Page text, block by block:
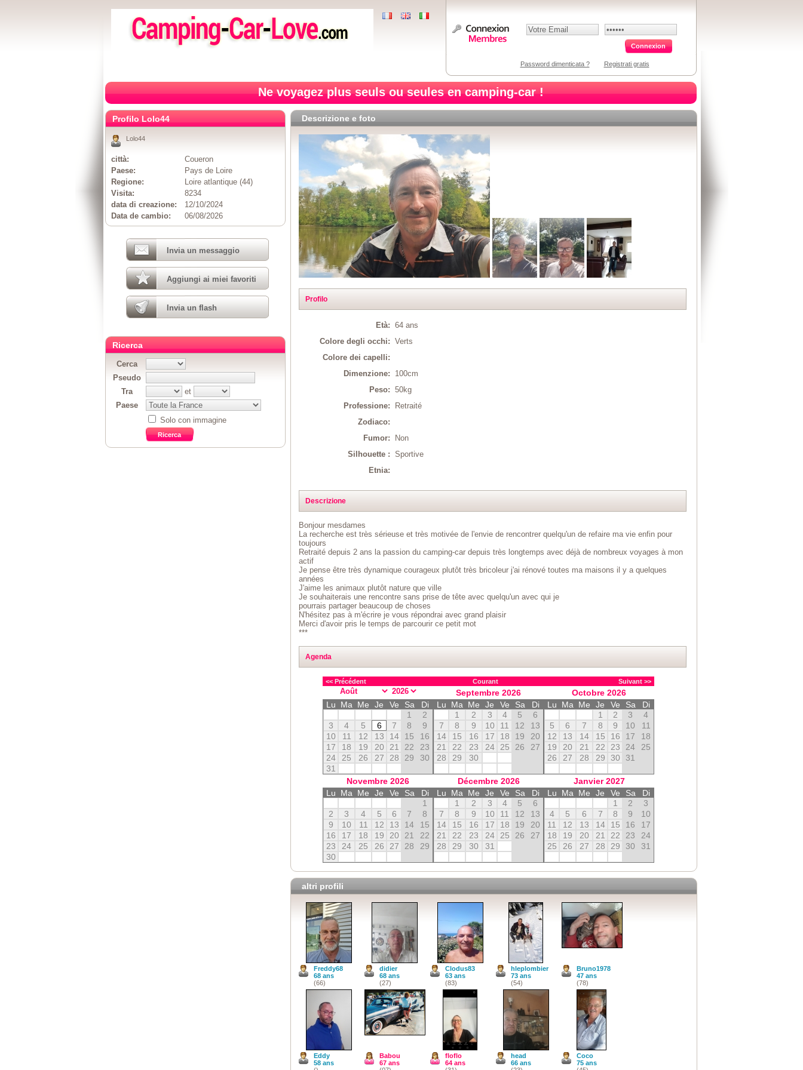
Password dimenticata ? Registrati gratis
Ne voyagez plus seuls ou seules en camping-car !
Descrizione e foto
Profilo
Età:
64 ans
Colore degli occhi:
Verts
Colore dei capelli:
Dimenzione:
100cm
Peso:
50kg
Professione:
Retraité
Zodiaco:
Fumor:
Non
Silhouette :
Sportive
Etnia:
Descrizione
Bonjour mesdames
La recherche est très sérieuse et très motivée de l'envie de rencontrer quelqu'un de refaire ma vie enfin pour
toujours
Retraité depuis 2 ans la passion du camping-car depuis très longtemps avec déjà de nombreux voyages à mon
actif
Je pense être très dynamique courageux plutôt très bricoleur j'ai rénové toutes ma maisons il y a quelques
années
J'aime les animaux plutôt nature que ville
Je souhaiterais une rencontre sans prise de tête avec quelqu'un avec qui je
pourrais partager beaucoup de choses
N'hésitez pas à m'écrire je vous répondrai avec grand plaisir
Merci d'avoir pris le temps de parcourir ce petit mot
***
Agenda
<< Précédent Courant Suivant >>
Lu Ma Me Je Ve Sa
Di
1
2
3
4 5 6 7 8
9
10
11 12 13 14 15
16
17
18 19 20 21 22
23
24
25 26 27 28 29
30
31
Septembre 2026
Lu
Ma Me Je Ve Sa
Di
1
2 3 4 5
6
7
8 9 10 11 12
13
14
15 16 17 18 19
20
21
22 23 24 25 26
27
28
29 30
Octobre 2026
Lu
Ma Me Je Ve Sa
Di
1
2 3
4
5
6 7 8 9 10
11
12
13 14 15 16 17
18
19
20 21 22 23 24
25
26
27 28 29 30 31
Novembre 2026
Lu
Ma Me Je Ve Sa
Di
1
2
3 4 5 6 7
8
9
10 11 12 13 14
15
16
17 18 19 20 21
22
23
24 25 26 27 28
29
30
Décembre 2026
Lu
Ma Me Je Ve Sa
Di
1
2 3 4 5
6
7
8 9 10 11 12
13
14
15 16 17 18 19
20
21
22 23 24 25 26
27
28
29 30 31
Janvier 2027
Lu
Ma Me Je Ve Sa
Di
1
2
3
4
5 6 7 8 9
10
11
12 13 14 15 16
17
18
19 20 21 22 23
24
25
26 27 28 29 30 31
altri profili
Freddy68
68 ans
(66)
didier
68 ans
(27)
Clodus83
63 ans
(83)
hleplombier
73 ans
(54)
Bruno1978
47 ans
(78)
Eddy
58 ans
Babou
67 ans
floflo
64 ans
head
66 ans
Coco
75 ans
Profilo Lolo44
Lolo44
città:
Coueron
Paese:
Pays de Loire
Regione:
Loire atlantique (44)
Visita:
8234
data di creazione:
12/10/2024
Data de cambio:
06/08/2026
Invia un messaggio
Aggiungi ai miei favoriti
Invia un flash
Ricerca
Cerca
Pseudo
Tra
et
Paese
Solo con immagine